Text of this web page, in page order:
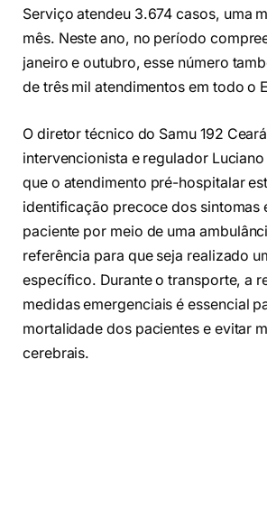
Serviço atendeu 3.674 casos, uma
mês. Neste ano, no período
janeiro e outubro, esse número
de três mil atendimentos em todo o
O diretor técnico do Samu 192
intervencionista e regulador
que o atendimento pré-hospitalar
identificação precoce dos sintomas
paciente por meio de uma
referência para que seja realizado
específico. Durante o transporte, a
medidas emergenciais é essencial
mortalidade dos pacientes e evitar
cerebrais.